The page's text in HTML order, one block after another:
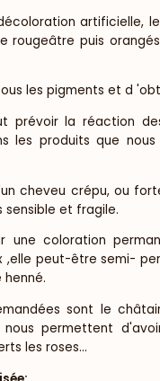
artificielle,
rougeâtre puis
les pigments et d
la réaction
les produits que
cheveu crépu, ou
et fragile.
coloration
peut-être semi-
sont le
permettent
les roses...